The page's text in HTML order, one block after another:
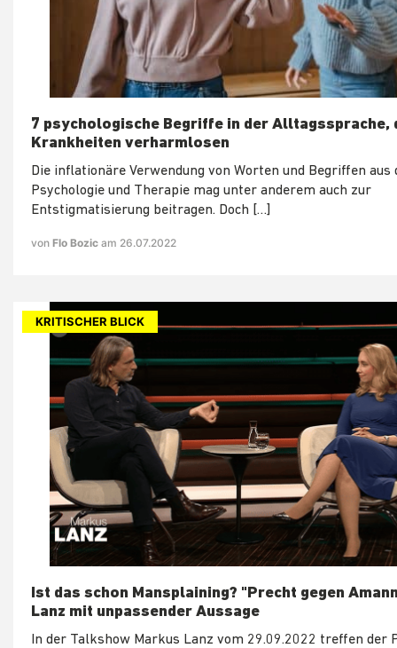
7 psychologische Begriffe in der Alltagssprache,
Krankheiten verharmlosen
Die inflationäre Verwendung von Worten und Begriffen aus
Psychologie und Therapie mag unter anderem auch zur
Entstigmatisierung beitragen. Doch […]
von Flo Bozic am 26.07.2022
KRITISCHER BLICK
Ist das schon Mansplaining? "Precht gegen
Lanz mit unpassender Aussage
In der Talkshow Markus Lanz vom 29.09.2022 treffen der